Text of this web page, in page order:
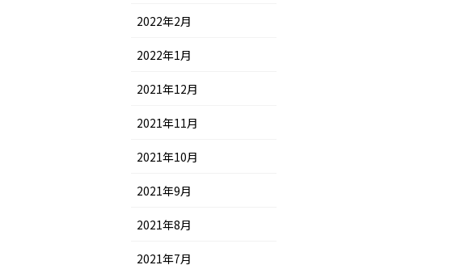
2022年2月
2022年1月
2021年12月
2021年11月
2021年10月
2021年9月
2021年8月
2021年7月